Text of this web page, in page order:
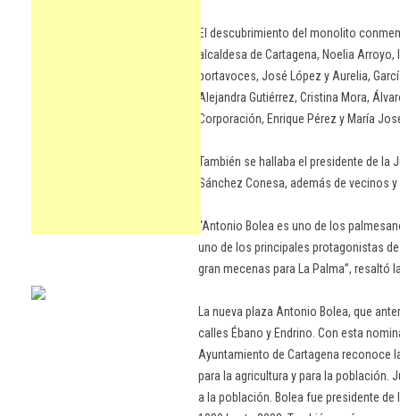
El descubrimiento del monolito
alcaldesa de Cartagena, Noelia
portavoces, José López y Aurelia,
Alejandra Gutiérrez, Cristina Mora,
Corporación, Enrique Pérez y María
También se hallaba el presidente de
Sánchez Conesa, además de vecinos
“Antonio Bolea es uno de los
uno de los principales protagonistas
gran mecenas para La Palma”, resaltó
La nueva plaza Antonio Bolea, que
calles Ébano y Endrino. Con esta
Ayuntamiento de Cartagena reconoce
para la agricultura y para la población.
a la población. Bolea fue presidente de